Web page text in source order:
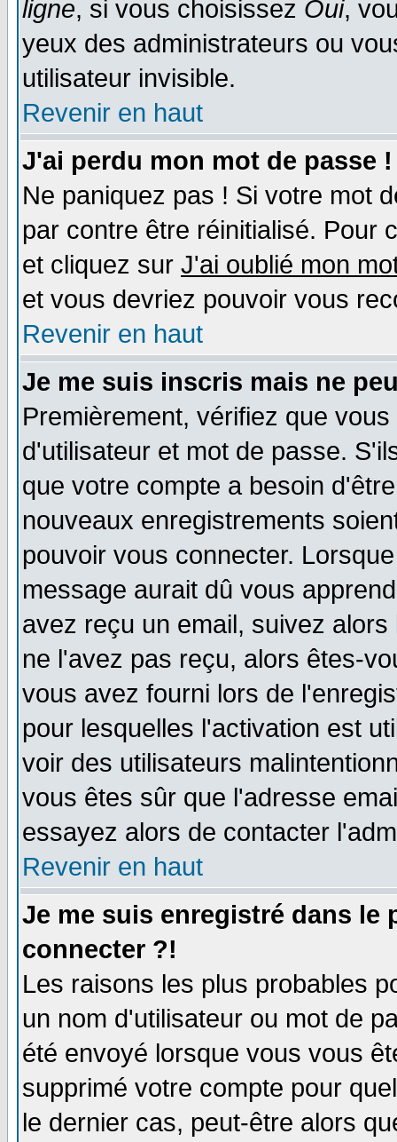
ligne, si vous choisissez Oui,
yeux des administrateurs ou
utilisateur invisible.
Revenir en haut
J'ai perdu mon mot de passe !
Ne paniquez pas ! Si votre mot
par contre être réinitialisé. Pour
et cliquez sur J'ai oublié mon
et vous devriez pouvoir vous
Revenir en haut
Je me suis inscris mais ne
Premièrement, vérifiez que
d'utilisateur et mot de passe.
que votre compte a besoin
nouveaux enregistrements
pouvoir vous connecter.
message aurait dû vous
avez reçu un email, suivez
ne l'avez pas reçu, alors êtes-
vous avez fourni lors de
pour lesquelles l'activation est
voir des utilisateurs
vous êtes sûr que l'adresse
essayez alors de contacter
Revenir en haut
Je me suis enregistré dans le
connecter ?!
Les raisons les plus probables
un nom d'utilisateur ou mot de
été envoyé lorsque vous vous
supprimé votre compte pour
le dernier cas, peut-être alors